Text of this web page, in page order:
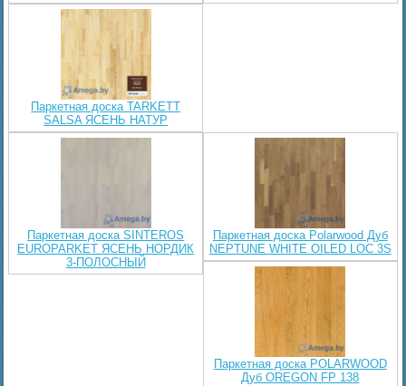
Паркетная доска TARKETT
SALSA ЯСЕНЬ НАТУР
Паркетная доска SINTEROS
EUROPARKET ЯСЕНЬ НОРДИК
3-ПОЛОСНЫЙ
Паркетная доска Polarwood Дуб
NEPTUNE WHITE OILED LOC 3S
Паркетная доска POLARWOOD
Дуб OREGON FP 138